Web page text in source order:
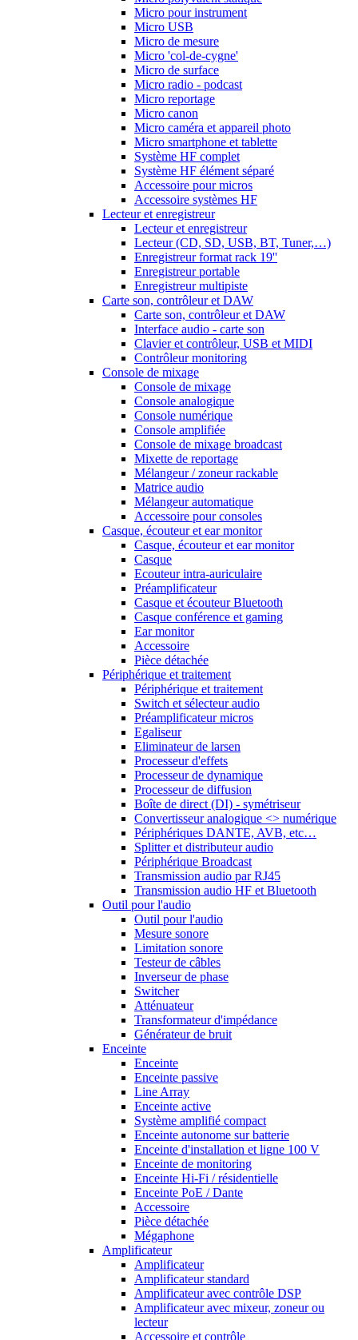
Micro pour instrument
Micro USB
Micro de mesure
Micro 'col-de-cygne'
Micro de surface
Micro radio - podcast
Micro reportage
Micro canon
Micro caméra et appareil photo
Micro smartphone et tablette
Système HF complet
Système HF élément séparé
Accessoire pour micros
Accessoire systèmes HF
Lecteur et enregistreur
Lecteur et enregistreur
Lecteur (CD, SD, USB, BT, Tuner,…)
Enregistreur format rack 19''
Enregistreur portable
Enregistreur multipiste
Carte son, contrôleur et DAW
Carte son, contrôleur et DAW
Interface audio - carte son
Clavier et contrôleur, USB et MIDI
Contrôleur monitoring
Console de mixage
Console de mixage
Console analogique
Console numérique
Console amplifiée
Console de mixage broadcast
Mixette de reportage
Mélangeur / zoneur rackable
Matrice audio
Mélangeur automatique
Accessoire pour consoles
Casque, écouteur et ear monitor
Casque, écouteur et ear monitor
Casque
Ecouteur intra-auriculaire
Préamplificateur
Casque et écouteur Bluetooth
Casque conférence et gaming
Ear monitor
Accessoire
Pièce détachée
Périphérique et traitement
Périphérique et traitement
Switch et sélecteur audio
Préamplificateur micros
Egaliseur
Eliminateur de larsen
Processeur d'effets
Processeur de dynamique
Processeur de diffusion
Boîte de direct (DI) - symétriseur
Convertisseur analogique <> numérique
Périphériques DANTE, AVB, etc…
Splitter et distributeur audio
Périphérique Broadcast
Transmission audio par RJ45
Transmission audio HF et Bluetooth
Outil pour l'audio
Outil pour l'audio
Mesure sonore
Limitation sonore
Testeur de câbles
Inverseur de phase
Switcher
Atténuateur
Transformateur d'impédance
Générateur de bruit
Enceinte
Enceinte
Enceinte passive
Line Array
Enceinte active
Système amplifié compact
Enceinte autonome sur batterie
Enceinte d'installation et ligne 100 V
Enceinte de monitoring
Enceinte Hi-Fi / résidentielle
Enceinte PoE / Dante
Accessoire
Pièce détachée
Mégaphone
Amplificateur
Amplificateur
Amplificateur standard
Amplificateur avec contrôle DSP
Amplificateur avec mixeur, zoneur ou
lecteur
Accessoire et contrôle